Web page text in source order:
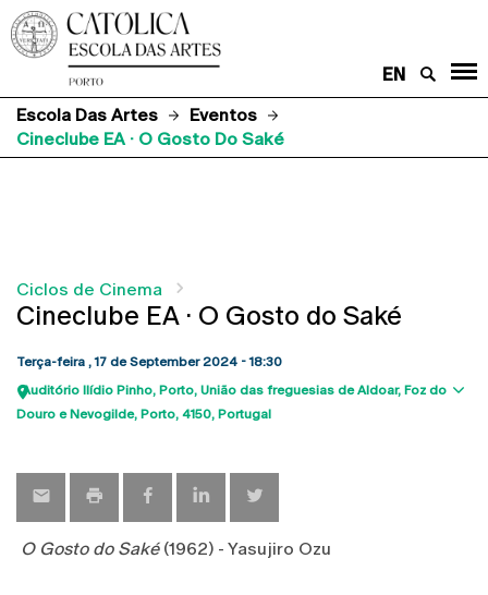
EN
Escola Das Artes
Eventos
Cineclube EA · O Gosto Do Saké
Ciclos de Cinema
Cineclube EA · O Gosto do Saké
Terça-feira , 17 de September 2024 - 18:30
Auditório Ilídio Pinho Porto União das freguesias de Aldoar, Foz do
Douro e Nevogilde, Porto 4150 Portugal
O Gosto do Saké(1962) - Yasujiro Ozu